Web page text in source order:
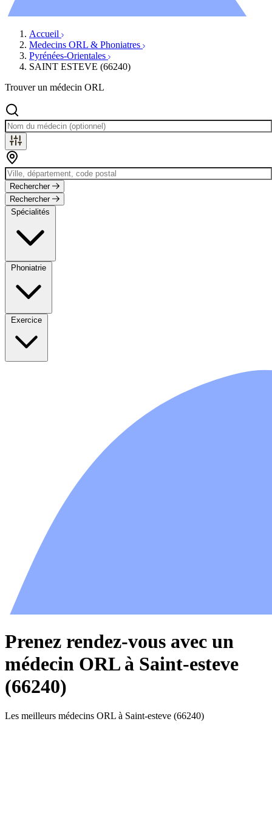
Accueil
Medecins ORL & Phoniatres
Pyrénées-Orientales
SAINT ESTEVE (66240)
Trouver un médecin ORL
Rechercher
Rechercher
Spécialités
Phoniatrie
Exercice
Prenez rendez-vous avec un
médecin ORL à Saint-esteve
(66240)
Les meilleurs médecins ORL à Saint-esteve (66240)